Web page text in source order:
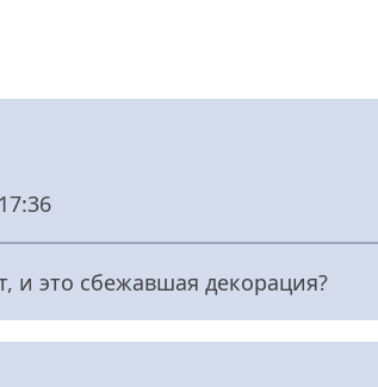
и это сбежавшая декорация?